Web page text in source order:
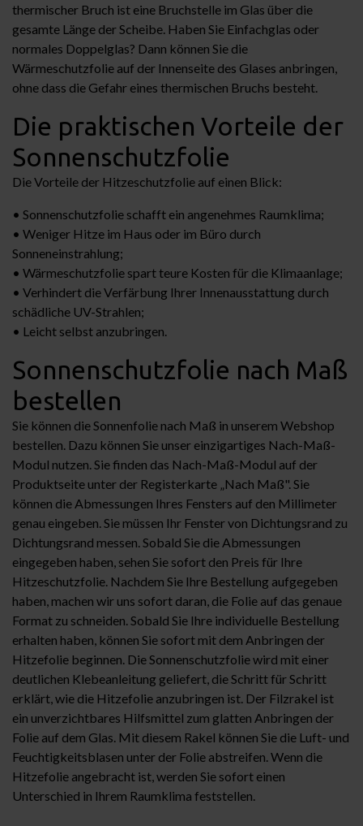
thermischer Bruch ist eine Bruchstelle im Glas über die
gesamte Länge der Scheibe. Haben Sie Einfachglas oder
normales Doppelglas? Dann können Sie die
Wärmeschutzfolie auf der Innenseite des Glases anbringen,
ohne dass die Gefahr eines thermischen Bruchs besteht.
Die praktischen Vorteile der
Sonnenschutzfolie
Die Vorteile der Hitzeschutzfolie auf einen Blick:
• Sonnenschutzfolie schafft ein angenehmes Raumklima;
• Weniger Hitze im Haus oder im Büro durch
Sonneneinstrahlung;
• Wärmeschutzfolie spart teure Kosten für die Klimaanlage;
• Verhindert die Verfärbung Ihrer Innenausstattung durch
schädliche UV-Strahlen;
• Leicht selbst anzubringen.
Sonnenschutzfolie nach Maß
bestellen
Sie können die Sonnenfolie nach Maß in unserem Webshop
bestellen. Dazu können Sie unser einzigartiges Nach-Maß-
Modul nutzen. Sie finden das Nach-Maß-Modul auf der
Produktseite unter der Registerkarte „Nach Maß". Sie
können die Abmessungen Ihres Fensters auf den Millimeter
genau eingeben. Sie müssen Ihr Fenster von Dichtungsrand zu
Dichtungsrand messen. Sobald Sie die Abmessungen
eingegeben haben, sehen Sie sofort den Preis für Ihre
Hitzeschutzfolie. Nachdem Sie Ihre Bestellung aufgegeben
haben, machen wir uns sofort daran, die Folie auf das genaue
Format zu schneiden. Sobald Sie Ihre individuelle Bestellung
erhalten haben, können Sie sofort mit dem Anbringen der
Hitzefolie beginnen. Die Sonnenschutzfolie wird mit einer
deutlichen Klebeanleitung geliefert, die Schritt für Schritt
erklärt, wie die Hitzefolie anzubringen ist. Der Filzrakel ist
ein unverzichtbares Hilfsmittel zum glatten Anbringen der
Folie auf dem Glas. Mit diesem Rakel können Sie die Luft- und
Feuchtigkeitsblasen unter der Folie abstreifen. Wenn die
Hitzefolie angebracht ist, werden Sie sofort einen
Unterschied in Ihrem Raumklima feststellen.